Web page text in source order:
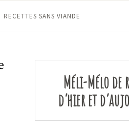
RECETTES SANS VIANDE
Méli-Mélo de
d’hier et